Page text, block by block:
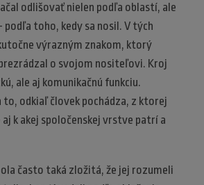
odlišovať nielen podľa oblastí, ale
podľa toho, kedy sa nosil. V tých
výrazným znakom, ktorý
o svojom nositeľovi. Kroj
ale aj komunikačnú funkciu.
to, odkiaľ človek pochádza, z ktorej
k akej spoločenskej vrstve patrí a
často taká zložitá, že jej rozumeli